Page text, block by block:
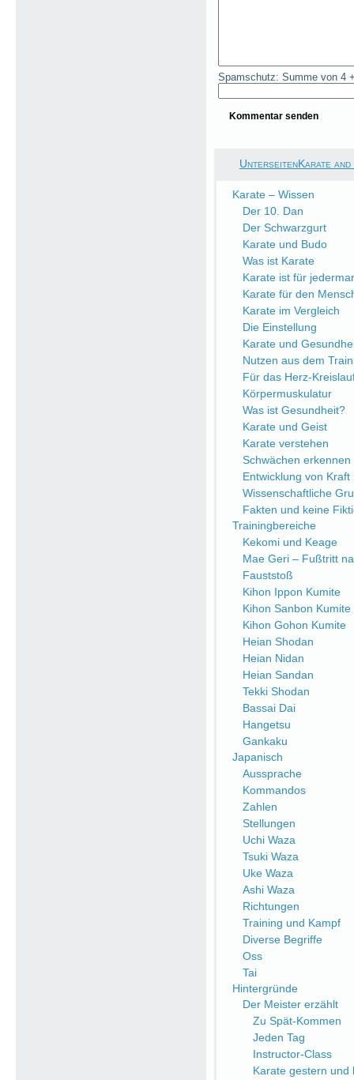
Spamschutz: Summe von 4
UnterseitenKarate and
Karate – Wissen
Der 10. Dan
Der Schwarzgurt
Karate und Budo
Was ist Karate
Karate ist für
Karate für den
Karate im Vergleich
Die Einstellung
Karate und
Nutzen aus dem
Für das Herz-
Körpermuskulatur
Was ist Gesundheit?
Karate und Geist
Karate verstehen
Schwächen erkennen
Entwicklung von Kraft
Wissenschaftliche
Fakten und keine
Trainingbereiche
Kekomi und Keage
Mae Geri – Fußtritt
Fauststoß
Kihon Ippon Kumite
Kihon Sanbon Kumite
Kihon Gohon Kumite
Heian Shodan
Heian Nidan
Heian Sandan
Tekki Shodan
Bassai Dai
Hangetsu
Gankaku
Japanisch
Aussprache
Kommandos
Zahlen
Stellungen
Uchi Waza
Tsuki Waza
Uke Waza
Ashi Waza
Richtungen
Training und Kampf
Diverse Begriffe
Oss
Tai
Hintergründe
Der Meister erzählt
Zu Spät-Kommen
Jeden Tag
Instructor-Class
Karate gestern und